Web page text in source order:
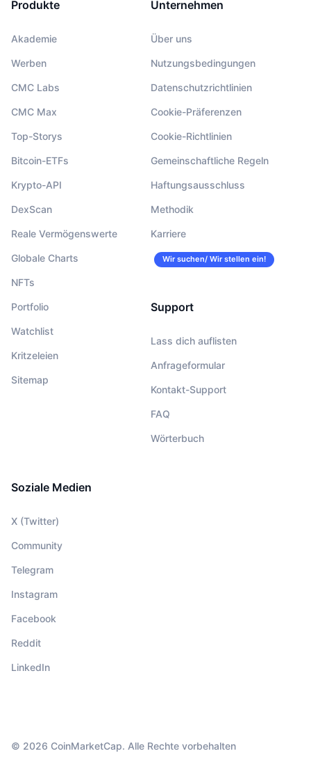
Produkte
Akademie
Werben
CMC Labs
CMC Max
Top-Storys
Bitcoin-ETFs
Krypto-API
DexScan
Reale Vermögenswerte
Globale Charts
NFTs
Portfolio
Watchlist
Kritzeleien
Sitemap
Unternehmen
Über uns
Nutzungsbedingungen
Datenschutzrichtlinien
Cookie-Präferenzen
Cookie-Richtlinien
Gemeinschaftliche Regeln
Haftungsausschluss
Methodik
Karriere
Wir suchen/ Wir stellen ein!
Support
Lass dich auflisten
Anfrageformular
Kontakt-Support
FAQ
Wörterbuch
Soziale Medien
X (Twitter)
Community
Telegram
Instagram
Facebook
Reddit
LinkedIn
© 2026 CoinMarketCap. Alle Rechte vorbehalten